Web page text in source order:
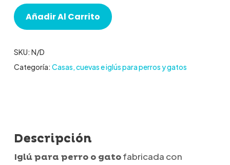
Añadir Al Carrito
SKU: N/D
Categoría: Casas, cuevas e iglús para perros y gatos
Descripción
Iglú para perro o gatofabricada con